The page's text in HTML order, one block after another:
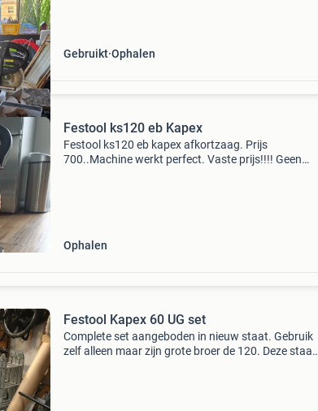
Gebruikt Ophalen
Festool ks120 eb Kapex
Festool ks120 eb kapex afkortzaag. Prijs
700..Machine werkt perfect. Vaste prijs!!!! Geen
Ophalen
Festool Kapex 60 UG set
Complete set aangeboden in nieuw staat. Gebruik
zelf alleen maar zijn grote broer de 120. Deze staat